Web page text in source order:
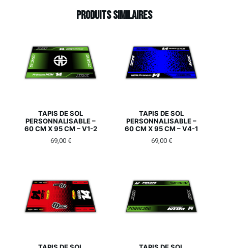
Produits similaires
TAPIS DE SOL
PERSONNALISABLE –
60 CM X 95 CM – V1-2
69,00 €
TAPIS DE SOL
PERSONNALISABLE –
60 CM X 95 CM – V4-1
69,00 €